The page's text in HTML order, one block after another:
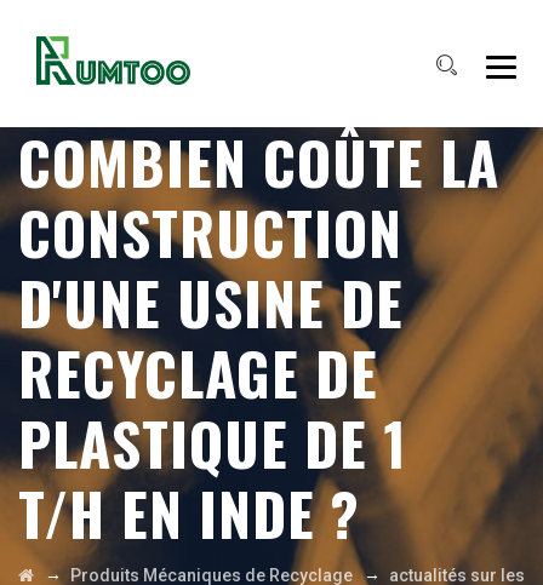
COMBIEN COÛTE LA
CONSTRUCTION
D'UNE USINE DE
RECYCLAGE DE
PLASTIQUE DE 1
T/H EN INDE ?
→ Produits Mécaniques de Recyclage →
actualités sur les